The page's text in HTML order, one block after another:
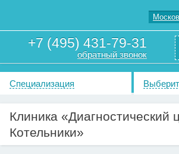
+7 (495) 431-79-31
обратный звонок
Специализация
Клиника «Диагностический
Котельники»